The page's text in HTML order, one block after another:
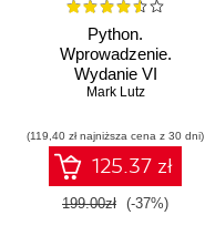
Python.
Wprowadzenie.
Wydanie VI
Mark Lutz
(119,40 zł najniższa cena z 30 dni)
125.37 zł
199.00zł (-37%)